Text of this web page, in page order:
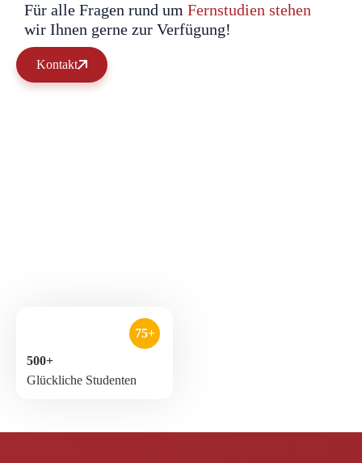
Für alle Fragen rund um Fernstudien stehen
wir Ihnen gerne zur Verfügung!
Kontakt
75+
500+
Glückliche Studenten